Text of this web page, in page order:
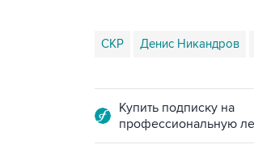
СКР Денис Никандров
Купить подписку на
профессиональную